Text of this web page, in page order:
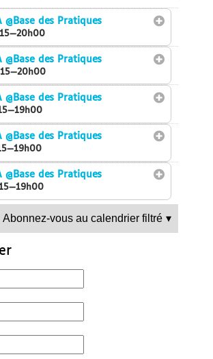
@Base des Pratiques
@Base des Pratiques
@Base des Pratiques
@Base des Pratiques
@Base des Pratiques
Abonnez-vous au calendrier filtré ▾